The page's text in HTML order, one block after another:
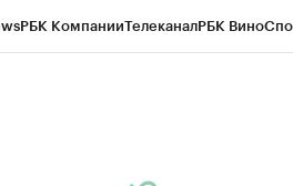
РБК КомпанииТелеканалРБК Вино